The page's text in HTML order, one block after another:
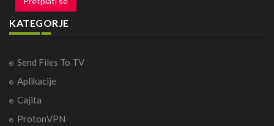
KATEGORJE
Send Files To TV
Aplikacije
Cajita
ProtonVPN